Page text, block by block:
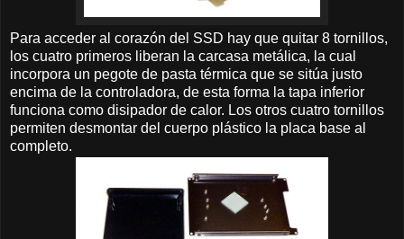
Para acceder al corazón del SSD hay que quitar 8 tornillos,
los cuatro primeros liberan la carcasa metálica, la cual
incorpora un pegote de pasta térmica que se sitúa justo
encima de la controladora, de esta forma la tapa inferior
funciona como disipador de calor. Los otros cuatro tornillos
permiten desmontar del cuerpo plástico la placa base al
completo.